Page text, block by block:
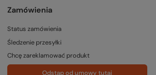
Zamówienia
Status zamówienia
Śledzenie przesyłki
Chcę zareklamować produkt
Odstąp od umowy tutaj